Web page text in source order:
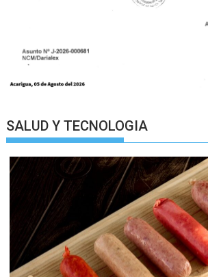
SALUD Y TECNOLOGIA